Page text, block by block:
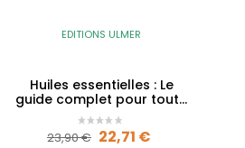
EDITIONS ULMER
Huiles essentielles : Le
guide complet pour toute
la famille
Prix de base
23,90 € Prix
22,71 €